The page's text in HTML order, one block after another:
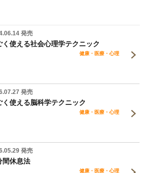
発売
く使える社会心理学テクニック
健康・医療・心理
発売
く使える脳科学テクニック
健康・医療・心理
発売
間休息法
健康・医療・心理